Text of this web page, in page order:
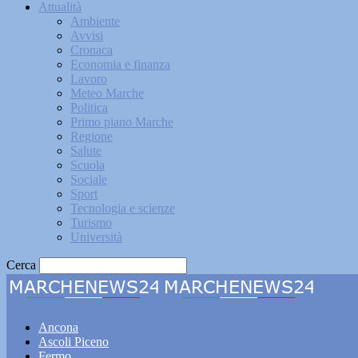
Attualità
Ambiente
Avvisi
Cronaca
Economia e finanza
Lavoro
Meteo Marche
Politica
Primo piano Marche
Regione
Salute
Scuola
Sociale
Sport
Tecnologia e scienze
Turismo
Università
Cerca
Ancona
Ascoli Piceno